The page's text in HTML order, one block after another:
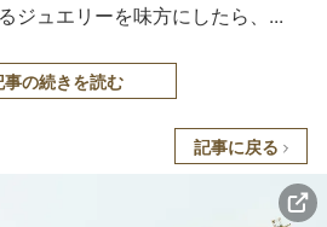
ジュエリーを味方にしたら、...
事の続きを読む
記事に戻る